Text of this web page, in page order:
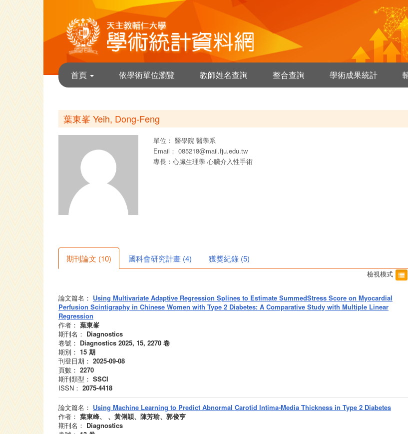
首頁 依學術單位瀏覽 教師姓名查詢 整合查詢 學術成果統計
葉東峯 Yeih, Dong-Feng
單位： 醫學院 醫學系
Email： 085218@mail.fju.edu.tw
專長：心臟生理學 心臟介入性手術
期刊論文 (10) 國科會研究計畫 (4) 獲獎紀錄 (5)
檢視模式
論文篇名： Using Multivariate Adaptive Regression Splines to Estimate SummedStress Score on Myocardial
Perfusion Scintigraphy in Chinese Women with Type 2 Diabetes: A Comparative Study with Multiple Linear
Regression
作者： 葉東峯
期刊名： Diagnostics
卷號： Diagnostics 2025, 15, 2270 卷
期別： 15 期
刊登日期： 2025-09-08
頁數： 2270
期刊類型： SSCI
ISSN： 2075-4418
論文篇名： Using Machine Learning to Predict Abnormal Carotid Intima-Media Thickness in Type 2 Diabetes
作者： 葉東峰、 、黃俐穎、陳芳瑜、郭俊亨
期刊名： Diagnostics